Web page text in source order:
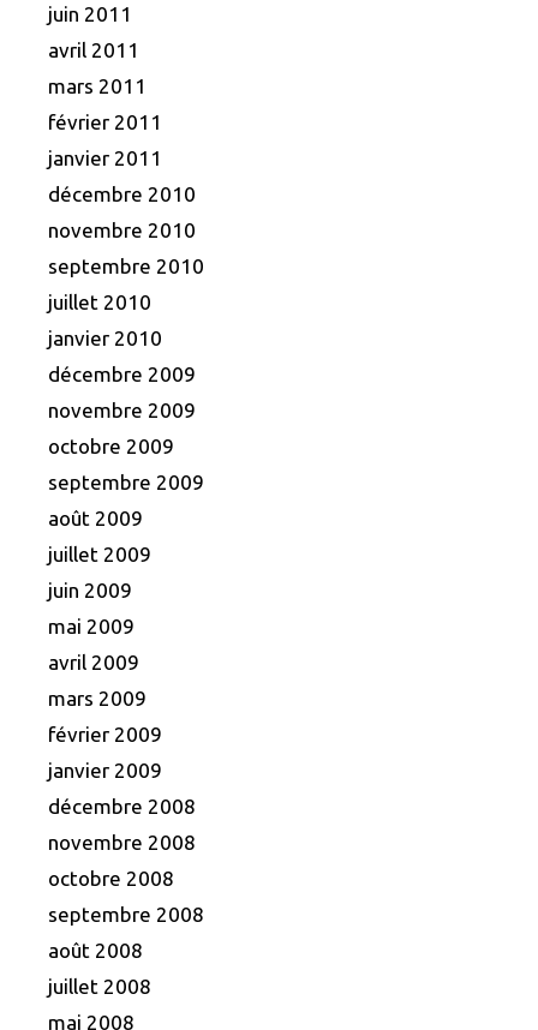
juin 2011
avril 2011
mars 2011
février 2011
janvier 2011
décembre 2010
novembre 2010
septembre 2010
juillet 2010
janvier 2010
décembre 2009
novembre 2009
octobre 2009
septembre 2009
août 2009
juillet 2009
juin 2009
mai 2009
avril 2009
mars 2009
février 2009
janvier 2009
décembre 2008
novembre 2008
octobre 2008
septembre 2008
août 2008
juillet 2008
mai 2008